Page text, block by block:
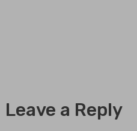
Leave a Reply